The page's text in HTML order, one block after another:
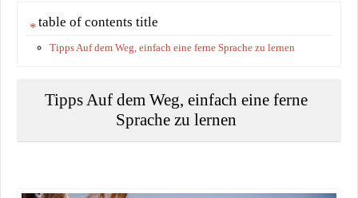
table of contents title
Tipps Auf dem Weg, einfach eine ferne Sprache zu lernen
Tipps Auf dem Weg, einfach eine ferne
Sprache zu lernen